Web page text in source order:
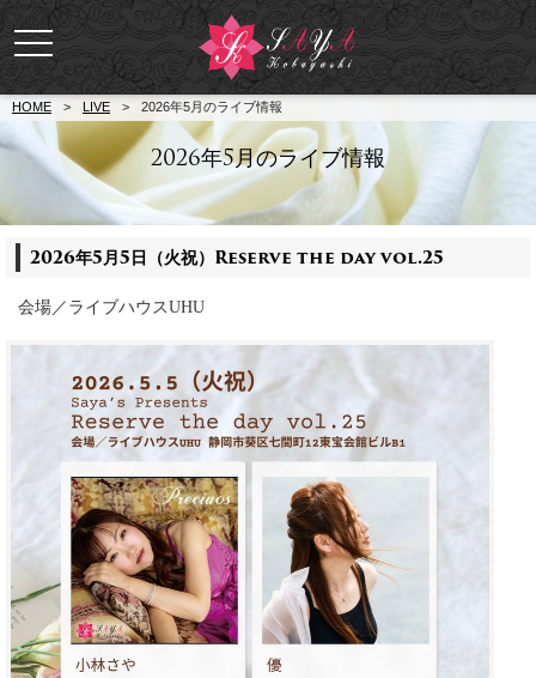
toggle
navigation
HOME > LIVE > 2026年5月のライブ情報
2026年5月のライブ情報
2026年5月5日（火祝）Reserve the day vol.25
会場／ライブハウスUHU